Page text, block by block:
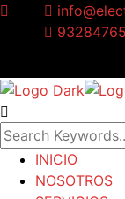
INICIO
NOSOTROS